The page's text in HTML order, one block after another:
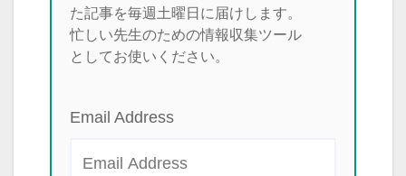
た記事を毎週土曜日に届けします。
忙しい先生のための情報収集ツール
としてお使いください。
Email Address